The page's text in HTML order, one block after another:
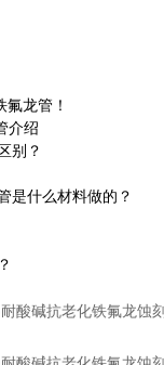
龙管！
介绍
别？
是什么材料做的？
酸碱抗老化铁氟龙蚀